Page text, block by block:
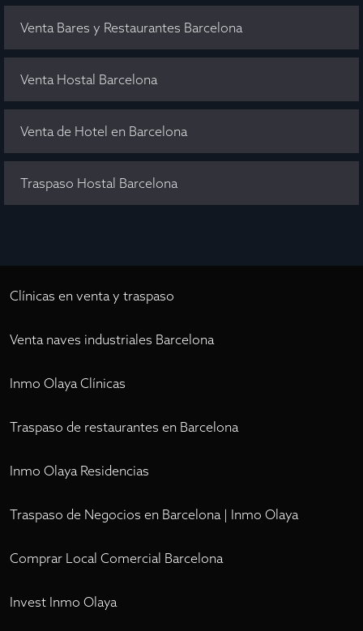
Venta Bares y Restaurantes Barcelona
Venta Hostal Barcelona
Venta de Hotel en Barcelona
Traspaso Hostal Barcelona
Clínicas en venta y traspaso
Venta naves industriales Barcelona
Inmo Olaya Clínicas
Traspaso de restaurantes en Barcelona
Inmo Olaya Residencias
Traspaso de Negocios en Barcelona | Inmo Olaya
Comprar Local Comercial Barcelona
Invest Inmo Olaya